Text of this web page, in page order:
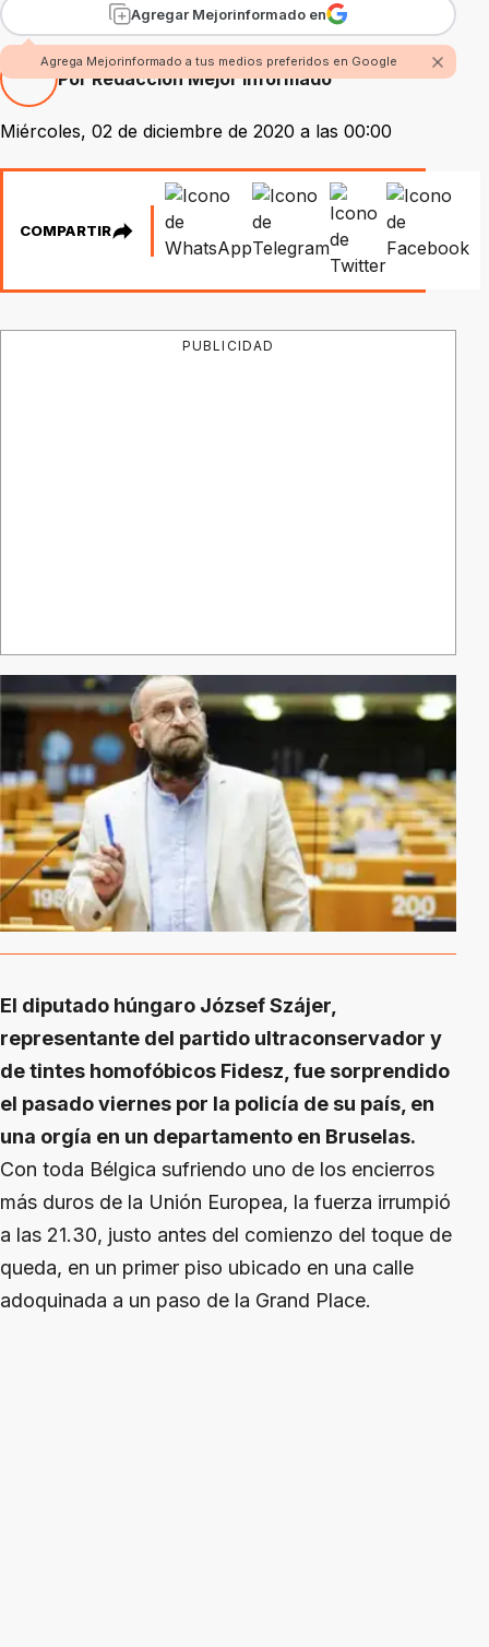
Agregar Mejorinformado en
Agrega Mejorinformado a tus medios preferidos en Google
Por Redacción Mejor Informado
Miércoles, 02 de diciembre de 2020 a las 00:00
COMPARTIR
PUBLICIDAD
El diputado húngaro József Szájer,
representante del partido ultraconservador y
de tintes homofóbicos Fidesz, fue sorprendido
el pasado viernes por la policía de su país, en
una orgía en un departamento en Bruselas.
Con toda Bélgica sufriendo uno de los encierros
más duros de la Unión Europea, la fuerza irrumpió
a las 21.30, justo antes del comienzo del toque de
queda, en un primer piso ubicado en una calle
adoquinada a un paso de la Grand Place.